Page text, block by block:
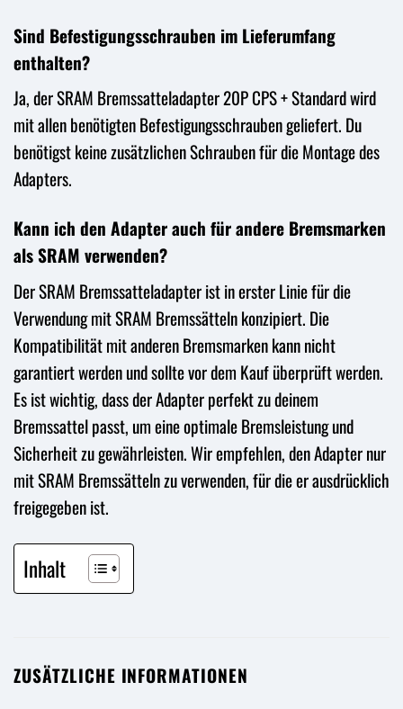
Sind Befestigungsschrauben im Lieferumfang
enthalten?
Ja, der SRAM Bremssatteladapter 20P CPS + Standard wird
mit allen benötigten Befestigungsschrauben geliefert. Du
benötigst keine zusätzlichen Schrauben für die Montage des
Adapters.
Kann ich den Adapter auch für andere Bremsmarken
als SRAM verwenden?
Der SRAM Bremssatteladapter ist in erster Linie für die
Verwendung mit SRAM Bremssätteln konzipiert. Die
Kompatibilität mit anderen Bremsmarken kann nicht
garantiert werden und sollte vor dem Kauf überprüft werden.
Es ist wichtig, dass der Adapter perfekt zu deinem
Bremssattel passt, um eine optimale Bremsleistung und
Sicherheit zu gewährleisten. Wir empfehlen, den Adapter nur
mit SRAM Bremssätteln zu verwenden, für die er ausdrücklich
freigegeben ist.
Inhalt
ZUSÄTZLICHE INFORMATIONEN